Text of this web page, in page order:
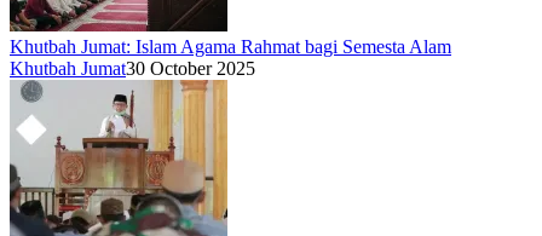
Khutbah Jumat: Islam Agama Rahmat bagi Semesta Alam
Khutbah Jumat30 October 2025